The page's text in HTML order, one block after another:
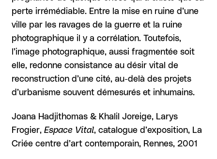
perte irrémédiable. Entre la mise en ruine d’une
ville par les ravages de la guerre et la ruine
photographique il y a corrélation. Toutefois,
l’image photographique, aussi fragmentée soit
elle, redonne consistance au désir vital de
reconstruction d’une cité, au-delà des projets
d’urbanisme souvent démesurés et inhumains.
Joana Hadjithomas & Khalil Joreige, Larys
Frogier, Espace Vital, catalogue d’exposition, La
Criée centre d’art contemporain, Rennes, 2001